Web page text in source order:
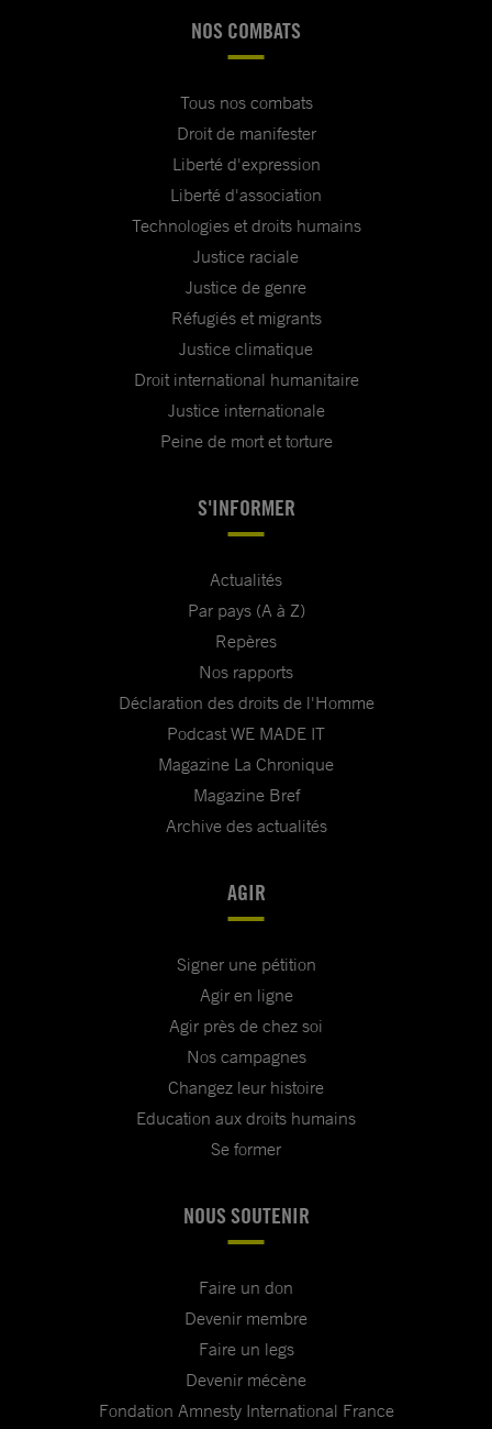
NOS COMBATS
Tous nos combats
Droit de manifester
Liberté d'expression
Liberté d'association
Technologies et droits humains
Justice raciale
Justice de genre
Réfugiés et migrants
Justice climatique
Droit international humanitaire
Justice internationale
Peine de mort et torture
S'INFORMER
Actualités
Par pays (A à Z)
Repères
Nos rapports
Déclaration des droits de l'Homme
Podcast WE MADE IT
Magazine La Chronique
Magazine Bref
Archive des actualités
AGIR
Signer une pétition
Agir en ligne
Agir près de chez soi
Nos campagnes
Changez leur histoire
Education aux droits humains
Se former
NOUS SOUTENIR
Faire un don
Devenir membre
Faire un legs
Devenir mécène
Fondation Amnesty International France